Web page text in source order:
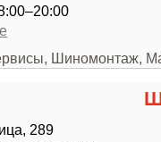
Шиномонтаж,
289